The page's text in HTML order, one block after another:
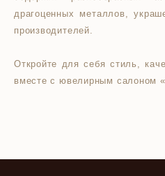
драгоценных металлов,
производителей.
Откройте для себя стиль,
вместе с ювелирным